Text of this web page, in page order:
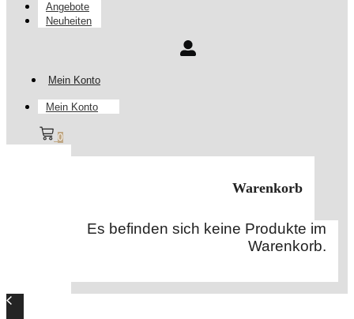
Angebote
Neuheiten
Mein Konto
Mein Konto
0
Warenkorb
Es befinden sich keine Produkte im
Warenkorb.